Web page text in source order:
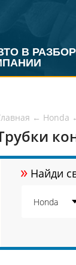
В РАЗБОР
← Honda
» Найди